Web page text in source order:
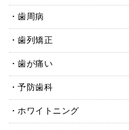
歯周病
歯列矯正
歯が痛い
予防歯科
ホワイトニング